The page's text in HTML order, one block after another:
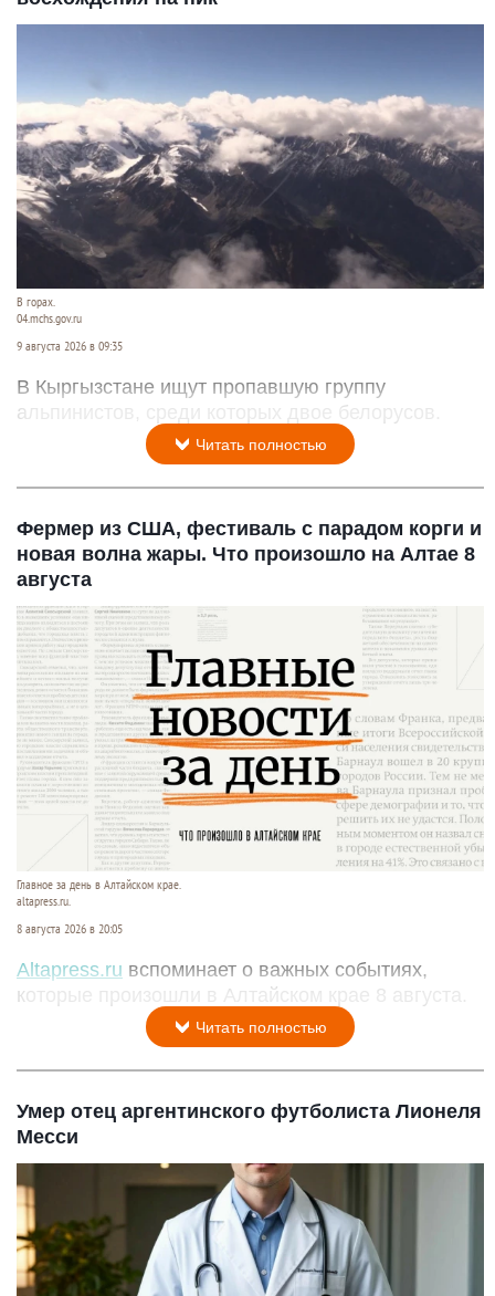
В горах.
04.mchs.gov.ru
9 августа 2026 в 09:35
В Кыргызстане ищут пропавшую группу
альпинистов, среди которых двое белорусов.
Читать полностью
Фермер из США, фестиваль с парадом корги и
новая волна жары. Что произошло на Алтае 8
августа
Главное за день в Алтайском крае.
altapress.ru.
8 августа 2026 в 20:05
Altapress.ru вспоминает о важных событиях,
которые произошли в Алтайском крае 8 августа.
Читать полностью
Умер отец аргентинского футболиста Лионеля
Месси